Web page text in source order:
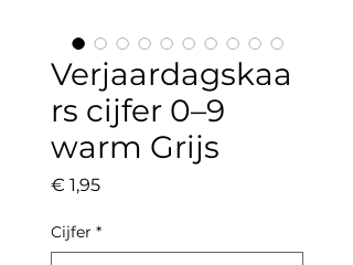
Verjaardagskaa
rs cijfer 0–9
warm Grijs
€ 1,95Prijs
Cijfer *